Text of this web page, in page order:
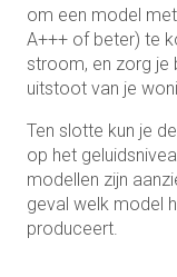
om een model
A+++ of beter) te
stroom, en zorg je
uitstoot van je
Ten slotte kun je
op het
modellen zijn
geval welk model
produceert.